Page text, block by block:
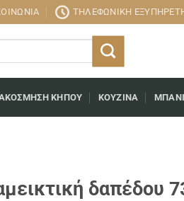
ΤΗΛΕΦΩΝΙΚΉ
ΚΉΠΟΥ ΚΟΥΖΊΝΑ
δαπέδου